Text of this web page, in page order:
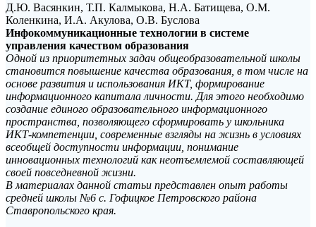
Д.Ю. Васянкин, Т.П. Калмыкова, Н.А. Батищева, О.М.
Коленкина, И.А. Акулова, О.В. Буслова
Инфокоммуникационные технологии в системе
управления качеством образования
Одной из приоритетных задач общеобразовательной школы
становится повышение качества образования, в том числе на
основе развития и использования ИКТ, формирование
информационного капитала личности. Для этого необходимо
создание единого образовательного информационного
пространства, позволяющего сформировать у школьника
ИКТ-компетенции, современные взгляды на жизнь в условиях
всеобщей доступности информации, понимание
инновационных технологий как неотъемлемой составляющей
своей повседневной жизни.
В материалах данной статьи представлен опыт работы
средней школы №6 с. Гофицкое Петровского района
Ставропольского края.